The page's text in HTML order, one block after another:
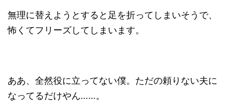
無理に替えようとすると足を折ってしまいそうで、
怖くてフリーズしてしまいます。
ああ、全然役に立ってない僕。ただの頼りない夫に
なってるだけやん……。